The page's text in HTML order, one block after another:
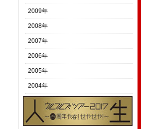
2009年
2008年
2007年
2006年
2005年
2004年